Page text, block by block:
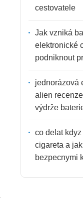
cestovatele
Jak vzniká
elektronické
podniknout
jednorázová
alien
výdrže
co delat
cigareta a
bezpecnymi